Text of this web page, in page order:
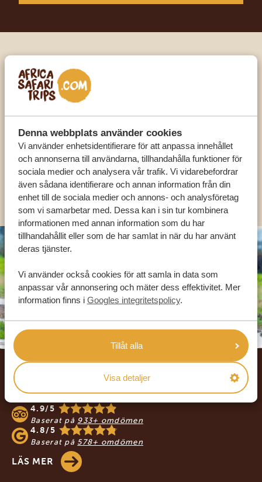
Denna webbplats använder cookies
Vi använder enhetsidentifierare för att anpassa innehållet
och annonserna till användarna, tillhandahålla funktioner för
sociala medier och analysera vår trafik. Vi vidarebefordrar
även sådana identifierare och annan information från din
enhet till de sociala medier och annons- och analysföretag
som vi samarbetar med. Dessa kan i sin tur kombinera
informationen med annan information som du har
tillhandahållit eller som de har samlat in när du har använt
deras tjänster.
Vi använder också cookies för att samla in data som
anpassar vår annonsering och mäter dess effektivitet. Mer
information finns i Googles integritetspolicy.
Tillåt alla
Visa detaljer
Ring en av våra experter
VÅRA SPECIALISTER FINNS HÄR FÖR ATT
SV:+31 174 788 101
OLIKA LÄNDER
Footer
VÅRA KUNDER REKOMMENDERAR
AFRIKA SAFARI RESOR
4.9/5
Baserat på 933+ omdömen
4.8/5
Baserat på 578+ omdömen
LÄS MER